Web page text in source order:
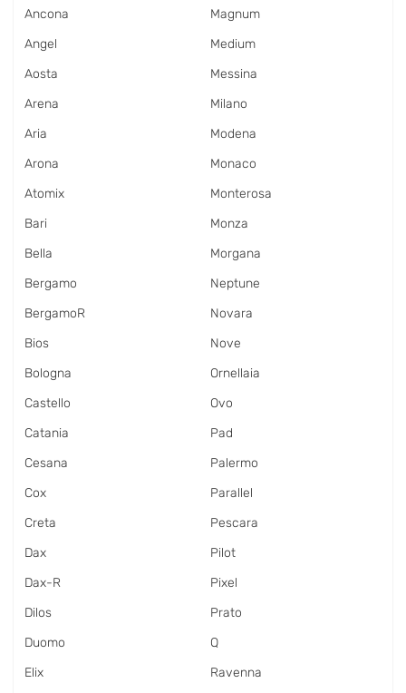
Ancona
Angel
Aosta
Arena
Aria
Arona
Atomix
Bari
Bella
Bergamo
BergamoR
Bios
Bologna
Castello
Catania
Cesana
Cox
Creta
Dax
Dax-R
Dilos
Duomo
Elix
Magnum
Medium
Messina
Milano
Modena
Monaco
Monterosa
Monza
Morgana
Neptune
Novara
Nove
Ornellaia
Ovo
Pad
Palermo
Parallel
Pescara
Pilot
Pixel
Prato
Q
Ravenna